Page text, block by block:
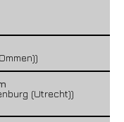
(Utrecht))